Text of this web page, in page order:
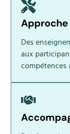
Des
aux
compétences